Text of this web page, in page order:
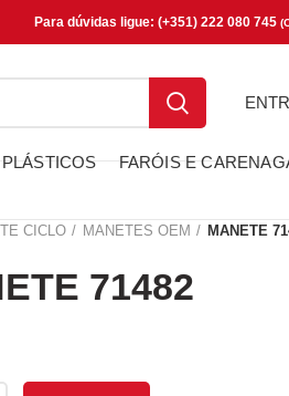
Para dúvidas ligue: (+351) 222 080 745
PLÁSTICOS FARÓIS E
CICLO MANETES OEM MANETE
71482